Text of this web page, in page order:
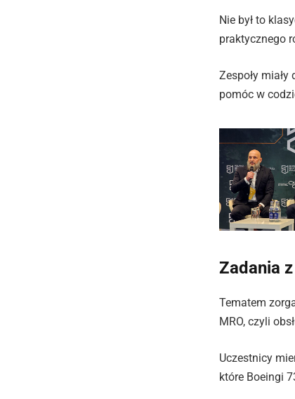
Nie był to
praktycznego
Zespoły
pomóc w
Zadania
Tematem
MRO, czyli
Uczestnicy
które Boeingi